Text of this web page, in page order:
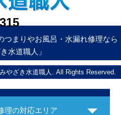
つまりやお風呂・水漏れ修理なら
水道職人」
やざき水道職人. All Rights Reserved.
理の対応エリア